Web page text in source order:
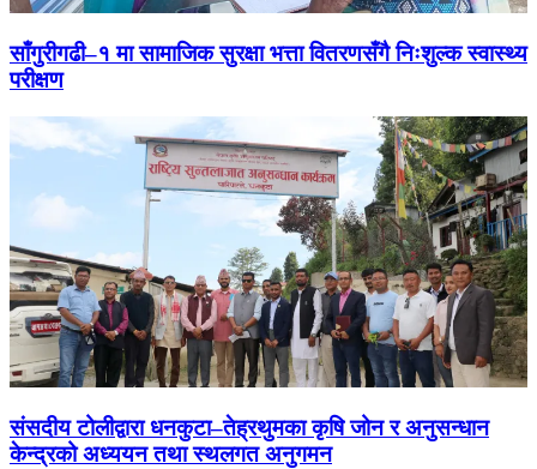
साँगुरीगढी–१ मा सामाजिक सुरक्षा भत्ता वितरणसँगै निःशुल्क स्वास्थ्य
परीक्षण
संसदीय टोलीद्वारा धनकुटा–तेह्रथुमका कृषि जोन र अनुसन्धान
केन्द्रको अध्ययन तथा स्थलगत अनुगमन